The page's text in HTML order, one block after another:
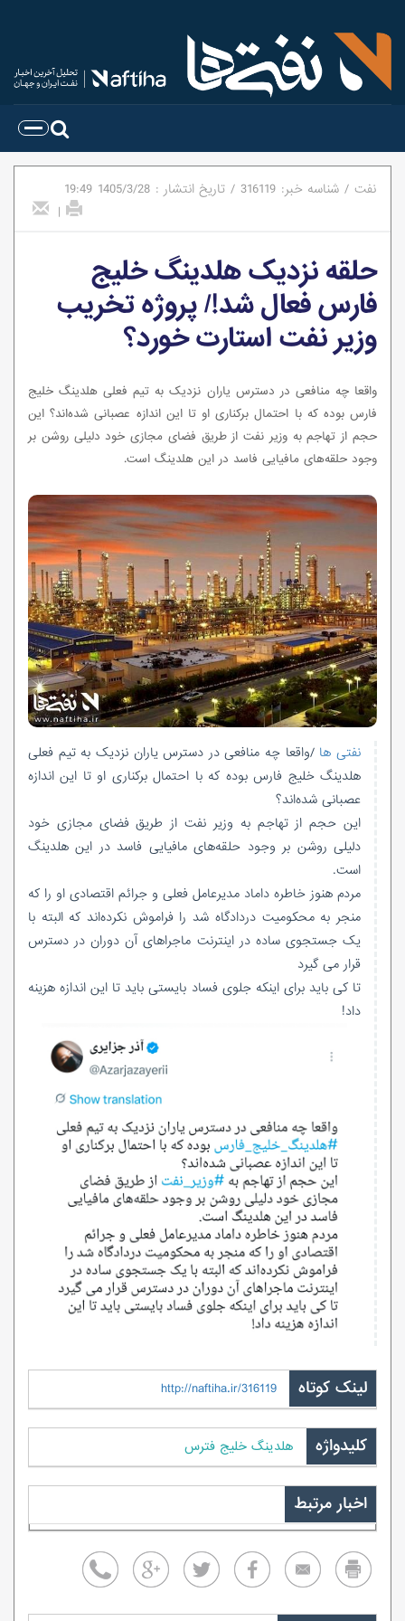
نفت / شناسه خبر: 316119
/ تاریخ انتشار : 1405/3/28
19:49
|
حلقه نزدیک هلدینگ خلیج
فارس فعال شد!/ پروژه تخریب
وزیر نفت استارت خورد؟
واقعا چه منافعی در دسترس یاران نزدیک به تیم فعلی هلدینگ خلیج
فارس بوده که با احتمال برکناری او تا این اندازه عصبانی شده‌اند؟ این
حجم از تهاجم به وزیر نفت از طریق فضای مجازی خود دلیلی روشن بر
وجود حلقه‌های مافیایی فاسد در این هلدینگ است.
نفتی ها/واقعا چه منافعی در دسترس یاران نزدیک به تیم فعلی
هلدینگ خلیج فارس بوده که با احتمال برکناری او تا این اندازه
عصبانی شده‌اند؟
این حجم از تهاجم به وزیر نفت از طریق فضای مجازی خود
دلیلی روشن بر وجود حلقه‌های مافیایی فاسد در این هلدینگ
است.
مردم هنوز خاطره داماد مدیرعامل فعلی و جرائم اقتصادی او را که
منجر به محکومیت دردادگاه شد را فراموش نکرده‌اند که البته با
یک جستجوی ساده در اینترنت ماجراهای آن دوران در دسترس
قرار می گیرد
تا کی باید برای اینکه جلوی فساد بایستی باید تا این اندازه هزینه
داد!
لینک کوتاه http://naftiha.ir/316119
کلیدواژه هلدینگ خلیج فترس
اخبار مرتبط